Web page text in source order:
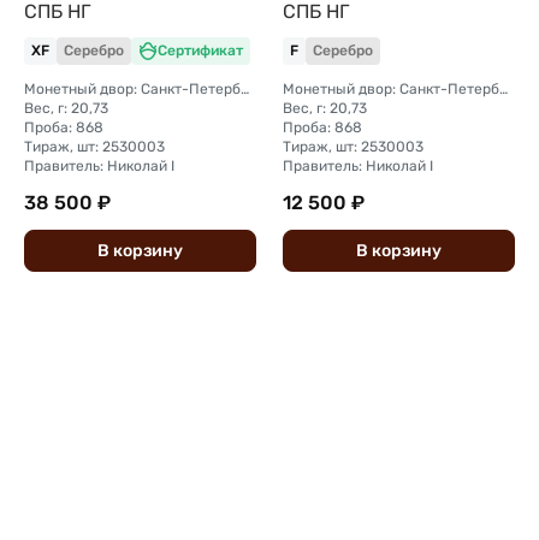
СПБ НГ
XF Серебро Сертификат
Монетный двор: Санкт-Петербургский монетный двор
Вес, г: 20,73
Проба: 868
Тираж, шт: 2530003
Правитель: Николай I
38 500 ₽
В корзину
СПБ НГ
F Серебро
Монетный двор: Санкт-Петербургский монетный двор
Вес, г: 20,73
Проба: 868
Тираж, шт: 2530003
Правитель: Николай I
12 500 ₽
В корзину